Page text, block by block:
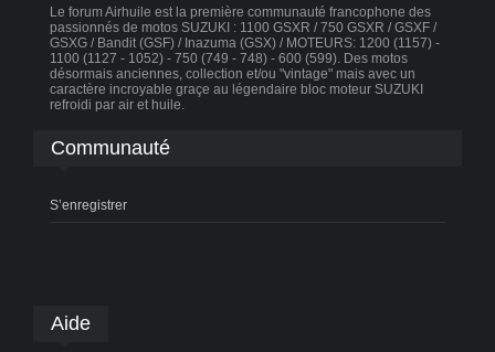
Le forum Airhuile est la première communauté francophone des
passionnés de motos SUZUKI : 1100 GSXR / 750 GSXR / GSXF /
GSXG / Bandit (GSF) / Inazuma (GSX) / MOTEURS: 1200 (1157) -
1100 (1127 - 1052) - 750 (749 - 748) - 600 (599). Des motos
désormais anciennes, collection et/ou "vintage" mais avec un
caractère incroyable graçe au légendaire bloc moteur SUZUKI
refroidi par air et huile.
Communauté
S’enregistrer
Aide